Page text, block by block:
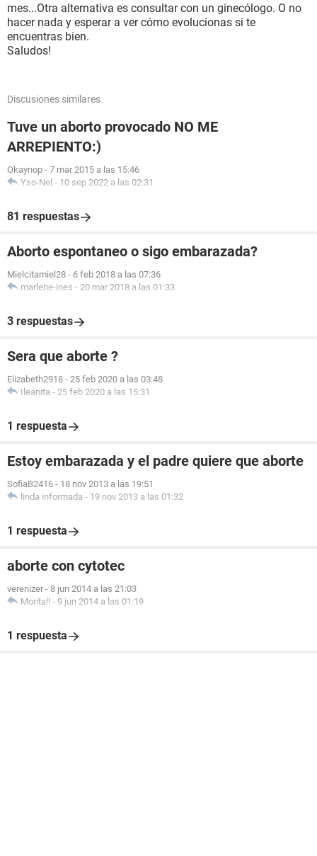
mes...Otra alternativa es consultar con un ginecólogo. O no
hacer nada y esperar a ver cómo evolucionas si te
encuentras bien.
Saludos!
Discusiones similares
Tuve un aborto provocado NO ME
ARREPIENTO:)
Okaynop - 7 mar 2015 a las 15:46
Yso-Nel - 10 sep 2022 a las 02:31
81 respuestas
Aborto espontaneo o sigo embarazada?
Mielcitamiel28 - 6 feb 2018 a las 07:36
marlene-ines - 20 mar 2018 a las 01:33
3 respuestas
Sera que aborte ?
Elizabeth2918 - 25 feb 2020 a las 03:48
Ileanita - 25 feb 2020 a las 15:31
1 respuesta
Estoy embarazada y el padre quiere que aborte
SofiaB2416 - 18 nov 2013 a las 19:51
linda informada - 19 nov 2013 a las 01:32
1 respuesta
aborte con cytotec
verenizer - 8 jun 2014 a las 21:03
Morita!! - 9 jun 2014 a las 01:19
1 respuesta